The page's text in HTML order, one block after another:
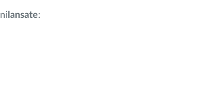
lansate: